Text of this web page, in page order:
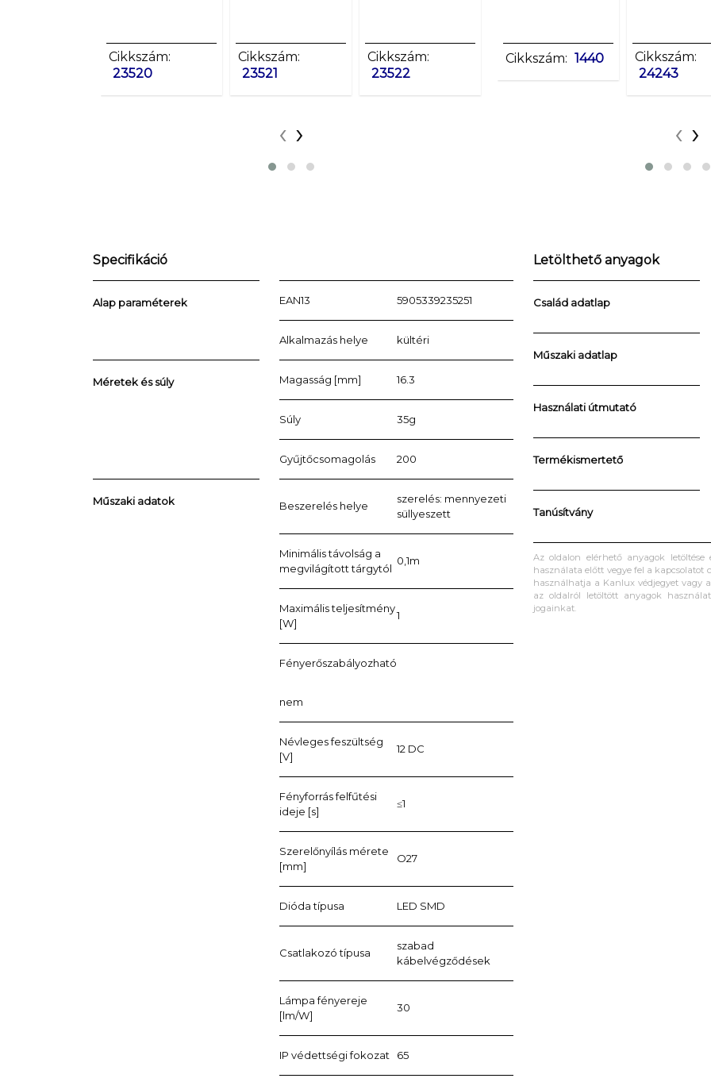
Cikkszám:
23520
Cikkszám:
23521
Cikkszám:
23522
Cikkszám:
Cikkszám:
23524
‹ ›
Cikkszám: 1440
Cikkszám:
24243
‹ ›
Specifikáció
Alap paraméterek EAN13 5905339235251
Alkalmazás helye kültéri
Méretek és súly Magasság [mm] 16.3
Súly 35g
Gyűjtőcsomagolás 200
Műszaki adatok Beszerelés helye
szerelés: mennyezeti
süllyeszett
Minimális távolság a
megvilágított tárgytól
0,1m
Maximális teljesítmény
[W]
1
Fényerőszabályozható
nem
Névleges feszültség
[V]
12 DC
Fényforrás felfűtési
ideje [s]
≤1
Szerelőnyílás mérete
[mm]
O27
Dióda típusa LED SMD
Csatlakozó típusa
szabad
kábelvégződések
Lámpa fényereje
[lm/W]
30
IP védettségi fokozat 65
Letölthető anyagok
Család adatlap
Műszaki adatlap
Használati útmutató
Termékismertető
Tanúsítvány
Az oldalon elérhető anyagok
használata előtt vegye fel a
használhatja a Kanlux védjegyet vagy
az oldalról letöltött anyagok
jogainkat.